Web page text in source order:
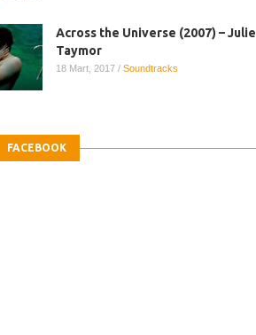
Across the Universe (2007) – Julie
Taymor
18 Mart, 2017 / Soundtracks
FACEBOOK